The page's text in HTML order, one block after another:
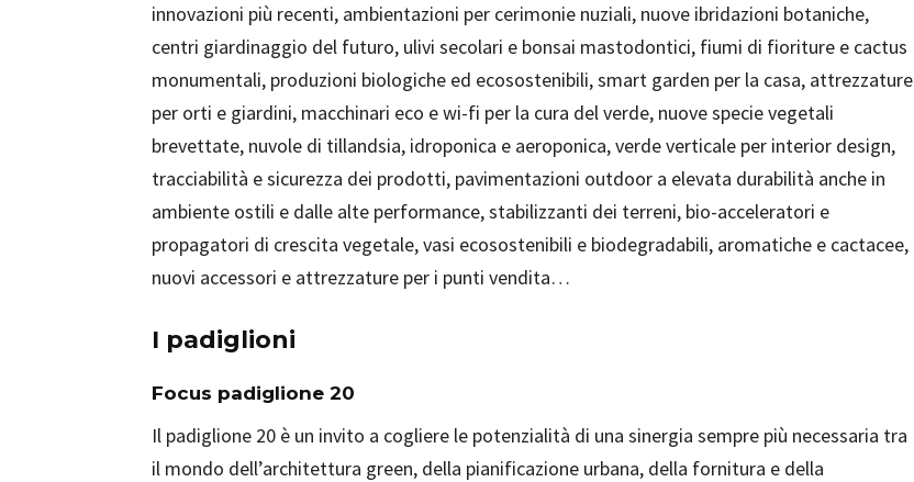
innovazioni più recenti, ambientazioni per cerimonie nuziali, nuove ibridazioni botaniche,
centri giardinaggio del futuro, ulivi secolari e bonsai mastodontici, fiumi di fioriture e cactus
monumentali, produzioni biologiche ed ecosostenibili, smart garden per la casa, attrezzature
per orti e giardini, macchinari eco e wi-fi per la cura del verde, nuove specie vegetali
brevettate, nuvole di tillandsia, idroponica e aeroponica, verde verticale per interior design,
tracciabilità e sicurezza dei prodotti, pavimentazioni outdoor a elevata durabilità anche in
ambiente ostili e dalle alte performance, stabilizzanti dei terreni, bio-acceleratori e
propagatori di crescita vegetale, vasi ecosostenibili e biodegradabili, aromatiche e cactacee,
nuovi accessori e attrezzature per i punti vendita…
I padiglioni
Focus padiglione 20
Il padiglione 20 è un invito a cogliere le potenzialità di una sinergia sempre più necessaria tra
il mondo dell’architettura green, della pianificazione urbana, della fornitura e della